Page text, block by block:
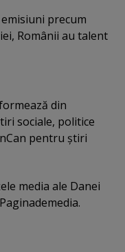
precum
Românii au talent
din
sociale, politice
pentru ştiri
media ale Danei